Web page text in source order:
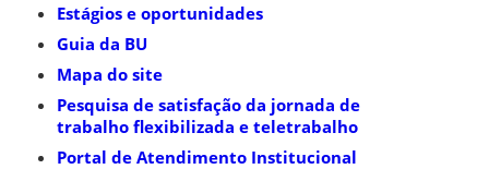
Estágios e oportunidades
Guia da BU
Mapa do site
Pesquisa de satisfação da jornada de
trabalho flexibilizada e teletrabalho
Portal de Atendimento Institucional